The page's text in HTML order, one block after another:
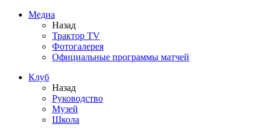
Медиа
Назад
Трактор TV
Фотогалерея
Официальные программы матчей
Клуб
Назад
Руководство
Музей
Школа